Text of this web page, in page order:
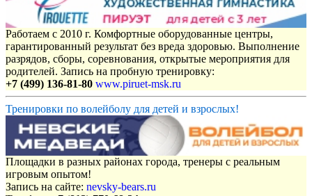
Работаем с 2010 г. Комфортные оборудованные центры,
гарантированный результат без вреда здоровью. Выполнение
разрядов, сборы, соревнования, открытые мероприятия для
родителей. Запись на пробную тренировку:
+7 (499) 136-81-80 www.piruet-msk.ru
Тренировки по волейболу для детей и взрослых!
Площадки в разных районах города, тренеры с реальным
игровым опытом!
Запись на сайте: nevsky-bears.ru